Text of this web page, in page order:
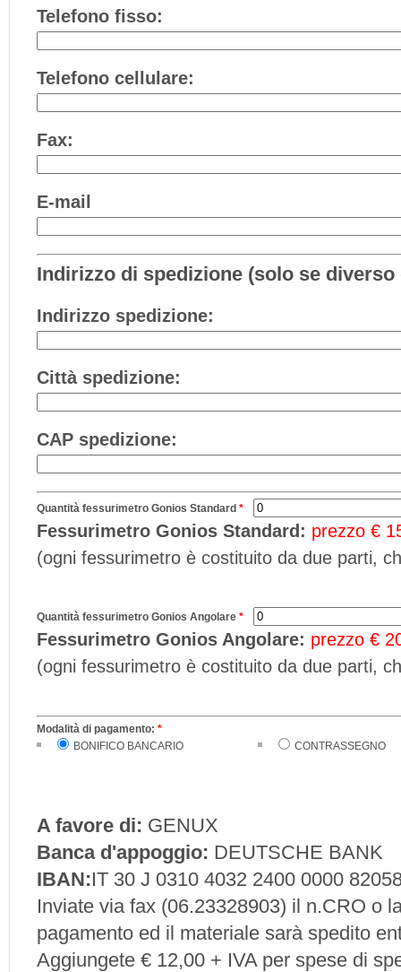
Telefono fisso:
Telefono cellulare:
Fax:
E-mail
Indirizzo di spedizione (solo se
Indirizzo spedizione:
Città spedizione:
CAP spedizione:
Quantità fessurimetro Gonios Standard *
Fessurimetro Gonios Standard: prezzo €
(ogni fessurimetro è costituito da due parti,
Quantità fessurimetro Gonios Angolare *
Fessurimetro Gonios Angolare: prezzo €
(ogni fessurimetro è costituito da due parti,
Modalità di pagamento: *
BONIFICO BANCARIO
CONTRASSEGNO
A favore di: GENUX
Banca d'appoggio: DEUTSCHE BANK
IBAN:IT 30 J 0310 4032 2400 0000
Inviate via fax (06.23328903) il n.CRO o
pagamento ed il materiale sarà spedito
Aggiungete € 12,00 + IVA per spese di